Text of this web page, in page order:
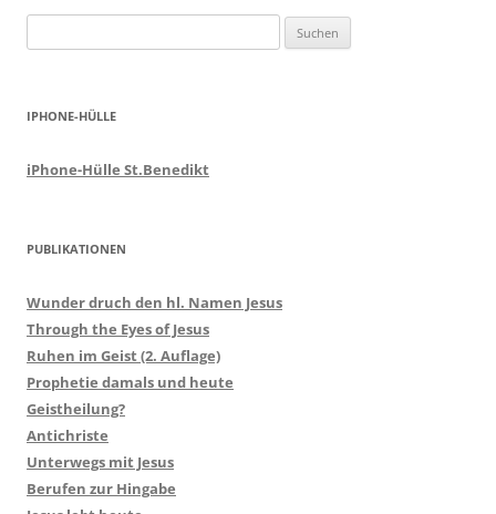
nach:
IPHONE-HÜLLE
iPhone-Hülle St.Benedikt
PUBLIKATIONEN
Wunder druch den hl. Namen Jesus
Through the Eyes of Jesus
Ruhen im Geist (2. Auflage)
Prophetie damals und heute
Geistheilung?
Antichriste
Unterwegs mit Jesus
Berufen zur Hingabe